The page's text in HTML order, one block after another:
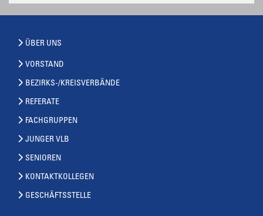
ÜBER UNS
VORSTAND
BEZIRKS-/KREISVERBÄNDE
REFERATE
FACHGRUPPEN
JUNGER VLB
SENIOREN
KONTAKTKOLLEGEN
GESCHÄFTSSTELLE